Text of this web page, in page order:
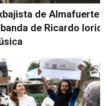
de Almafuerte
de Ricardo Iorio